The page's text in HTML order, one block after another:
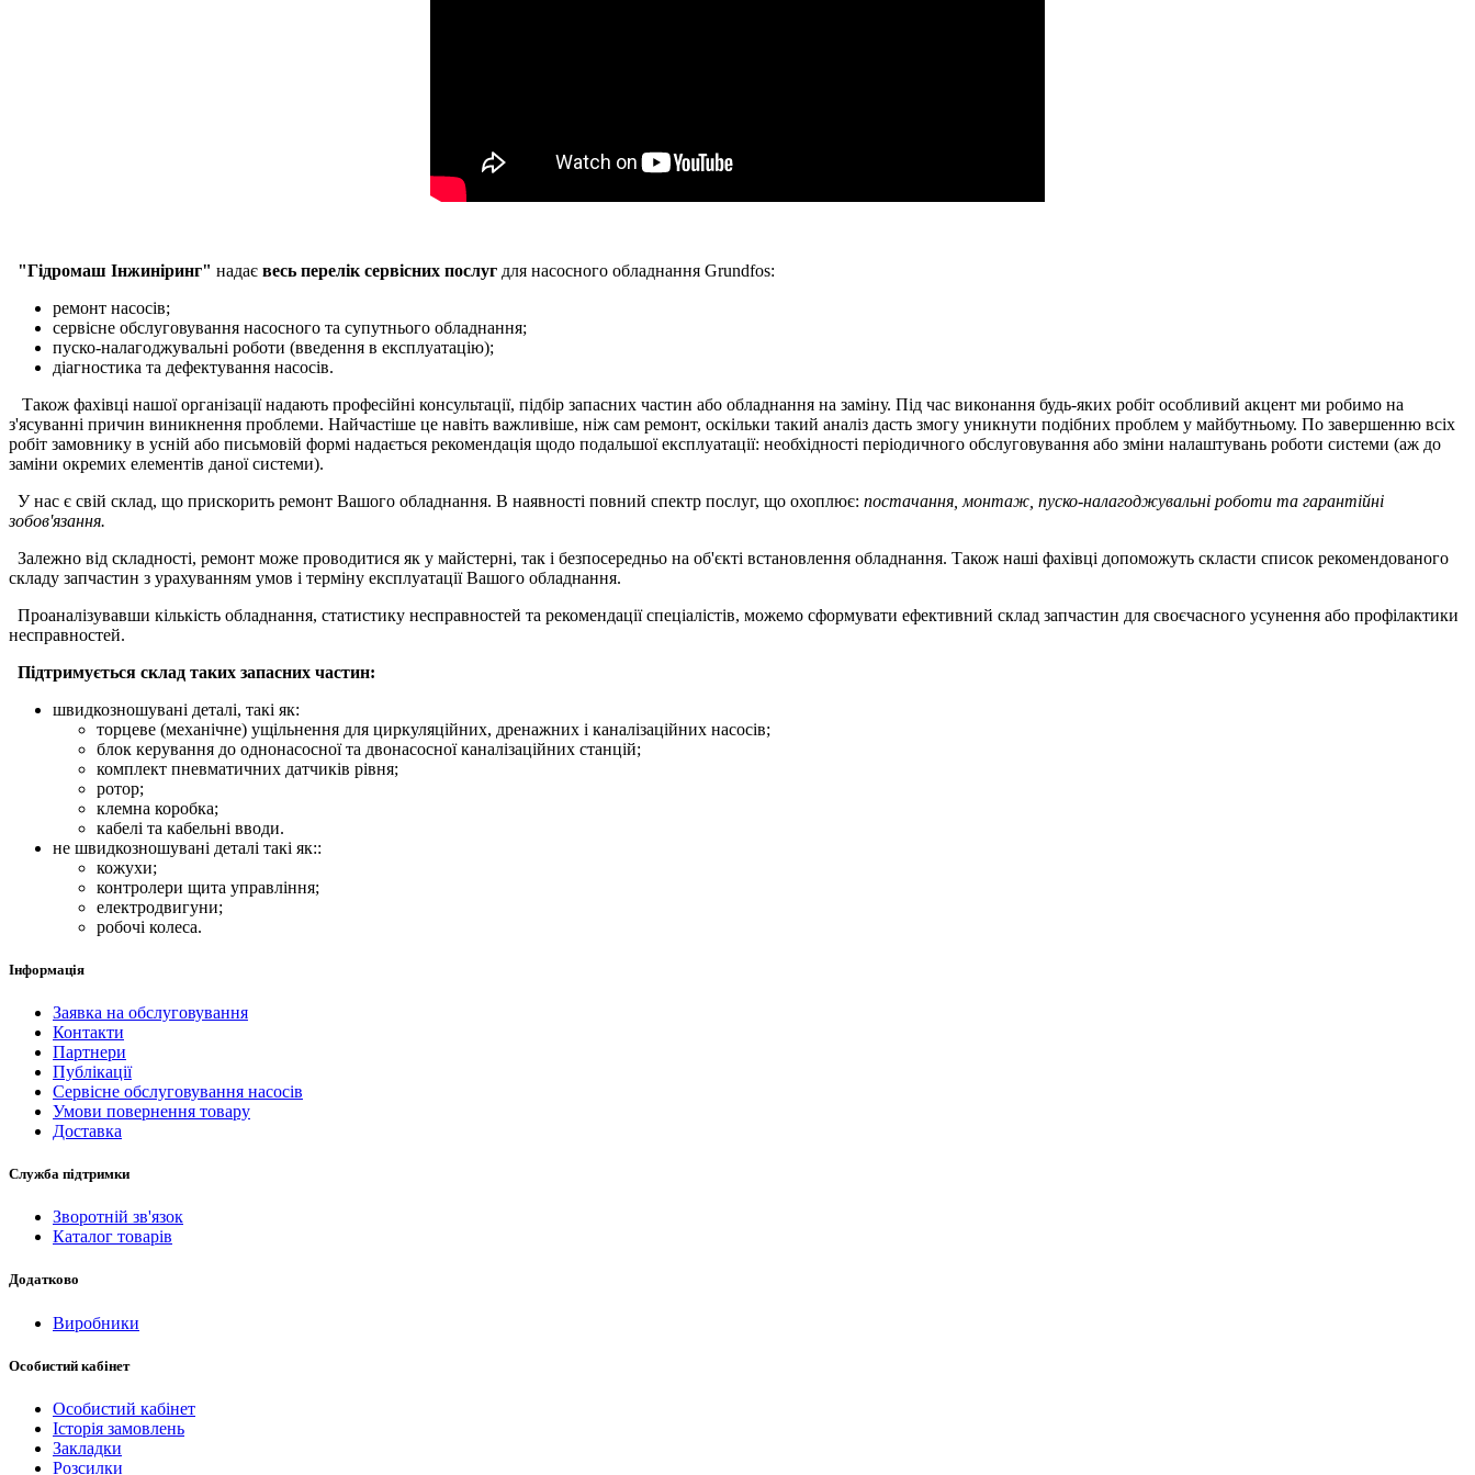
"Гідромаш Інжиніринг" надає весь перелік сервісних послуг для насосного обладнання Grundfos:
ремонт насосів;
сервісне обслуговування насосного та супутнього обладнання;
пуско-налагоджувальні роботи (введення в експлуатацію);
діагностика та дефектування насосів.
Також фахівці нашої організації надають професійні консультації, підбір запасних частин або обладнання на заміну. Під час виконання будь-яких робіт особливий акцент ми робимо на
з'ясуванні причин виникнення проблеми. Найчастіше це навіть важливіше, ніж сам ремонт, оскільки такий аналіз дасть змогу уникнути подібних проблем у майбутньому. По завершенню всіх
робіт замовнику в усній або письмовій формі надається рекомендація щодо подальшої експлуатації: необхідності періодичного обслуговування або зміни налаштувань роботи системи (аж до
заміни окремих елементів даної системи).
У нас є свій склад, що прискорить ремонт Вашого обладнання. В наявності повний спектр послуг, що охоплює: постачання, монтаж, пуско-налагоджувальні роботи та гарантійні
зобов'язання.
Залежно від складності, ремонт може проводитися як у майстерні, так і безпосередньо на об'єкті встановлення обладнання. Також наші фахівці допоможуть скласти список рекомендованого
складу запчастин з урахуванням умов і терміну експлуатації Вашого обладнання.
Проаналізувавши кількість обладнання, статистику несправностей та рекомендації спеціалістів, можемо сформувати ефективний склад запчастин для своєчасного усунення або профілактики
несправностей.
Підтримується склад таких запасних частин:
швидкозношувані деталі, такі як:
торцеве (механічне) ущільнення для циркуляційних, дренажних і каналізаційних насосів;
блок керування до однонасосної та двонасосної каналізаційних станцій;
комплект пневматичних датчиків рівня;
ротор;
клемна коробка;
кабелі та кабельні вводи.
не швидкозношувані деталі такі як::
кожухи;
контролери щита управління;
електродвигуни;
робочі колеса.
Інформація
Заявка на обслуговування
Контакти
Партнери
Публікації
Сервісне обслуговування насосів
Умови повернення товару
Доставка
Служба підтримки
Зворотній зв'язок
Каталог товарів
Додатково
Виробники
Особистий кабінет
Особистий кабінет
Історія замовлень
Закладки
Розсилки